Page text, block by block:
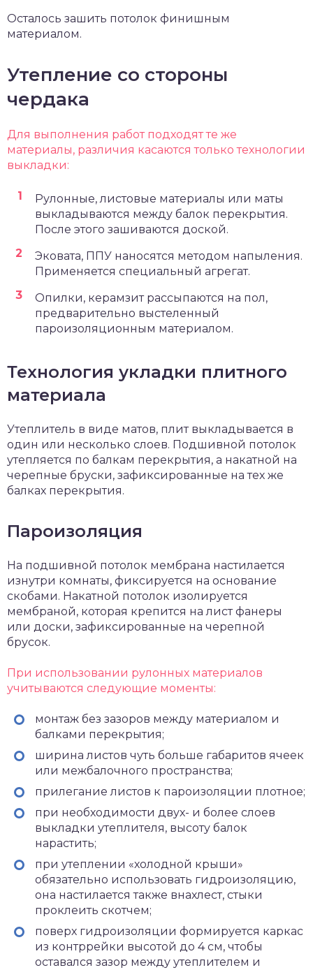
Осталось зашить потолок финишным
материалом.
Утепление со стороны
чердака
Для выполнения работ подходят те же
материалы, различия касаются только технологии
выкладки:
Рулонные, листовые материалы или маты
выкладываются между балок перекрытия.
После этого зашиваются доской.
Эковата, ППУ наносятся методом напыления.
Применяется специальный агрегат.
Опилки, керамзит рассыпаются на пол,
предварительно выстеленный
пароизоляционным материалом.
Технология укладки плитного
материала
Утеплитель в виде матов, плит выкладывается в
один или несколько слоев. Подшивной потолок
утепляется по балкам перекрытия, а накатной на
черепные бруски, зафиксированные на тех же
балках перекрытия.
Пароизоляция
На подшивной потолок мембрана настилается
изнутри комнаты, фиксируется на основание
скобами. Накатной потолок изолируется
мембраной, которая крепится на лист фанеры
или доски, зафиксированные на черепной
брусок.
При использовании рулонных материалов
учитываются следующие моменты:
монтаж без зазоров между материалом и
балками перекрытия;
ширина листов чуть больше габаритов ячеек
или межбалочного пространства;
прилегание листов к пароизоляции плотное;
при необходимости двух- и более слоев
выкладки утеплителя, высоту балок
нарастить;
при утеплении «холодной крыши»
обязательно использовать гидроизоляцию,
она настилается также внахлест, стыки
проклеить скотчем;
поверх гидроизоляции формируется каркас
из контррейки высотой до 4 см, чтобы
оставался зазор между утеплителем и